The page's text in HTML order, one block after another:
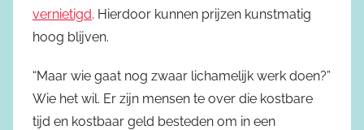
vernietigd. Hierdoor kunnen prijzen kunstmatig
hoog blijven.
“Maar wie gaat nog zwaar lichamelijk werk doen?”
Wie het wil. Er zijn mensen te over die kostbare
tijd en kostbaar geld besteden om in een